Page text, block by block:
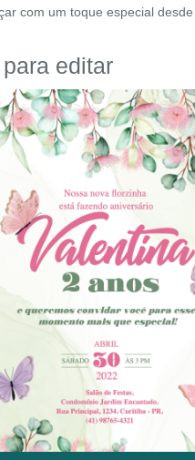
com um toque especial
editar